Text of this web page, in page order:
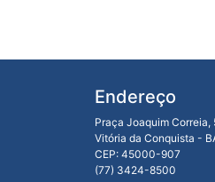
Endereço
Praça Joaquim Correia,
Vitória da Conquista -
CEP: 45000-907
(77) 3424-8500